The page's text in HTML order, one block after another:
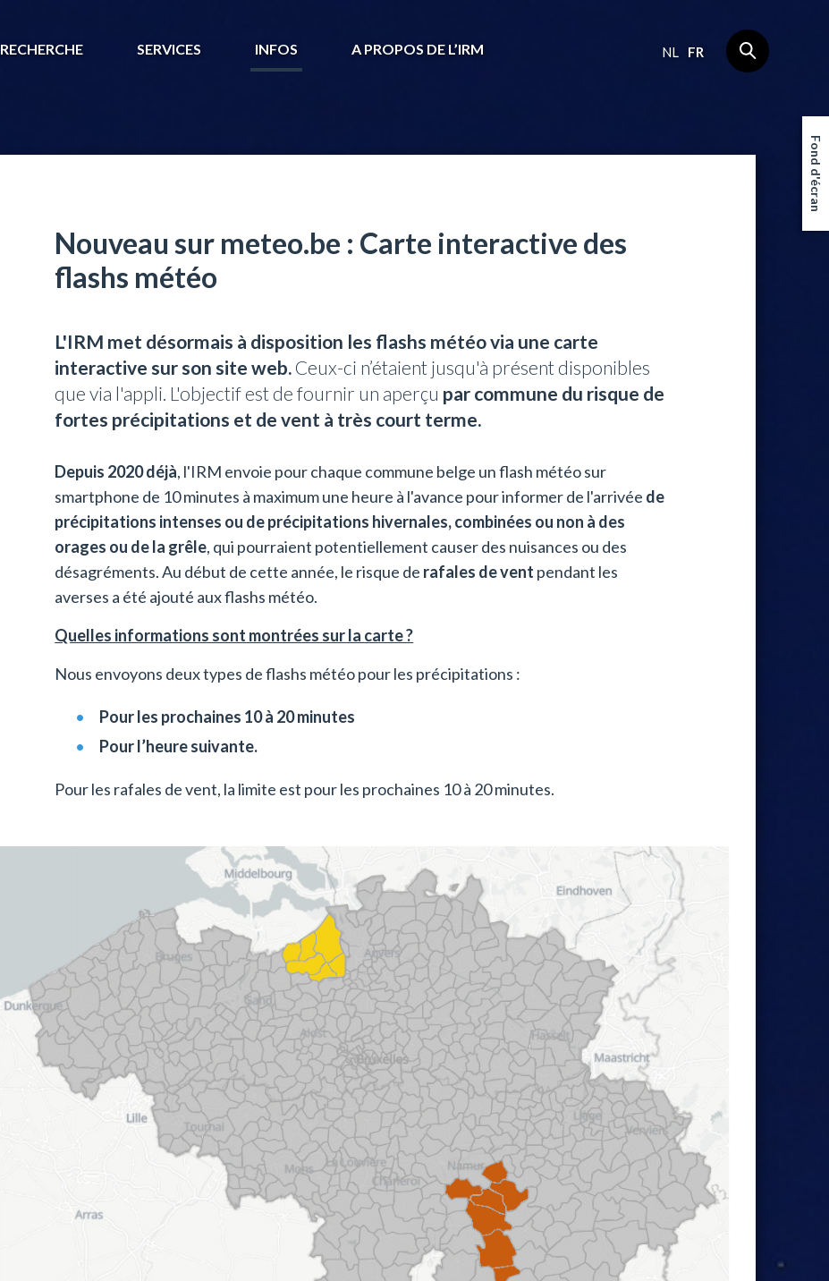
RECHERCHE SERVICES INFOS A PROPOS DE L’IRM NL FR
Nouveau sur meteo.be : Carte interactive des
flashs météo
L'IRM met désormais à disposition les flashs météo via une carte
interactive sur son site web. Ceux-ci n’étaient jusqu'à présent disponibles
que via l'appli. L'objectif est de fournir un aperçu par commune du risque de
fortes précipitations et de vent à très court terme.
Depuis 2020 déjà, l'IRM envoie pour chaque commune belge un flash météo sur
smartphone de 10 minutes à maximum une heure à l'avance pour informer de l'arrivée de
précipitations intenses ou de précipitations hivernales, combinées ou non à des
orages ou de la grêle, qui pourraient potentiellement causer des nuisances ou des
désagréments. Au début de cette année, le risque de rafales de vent pendant les
averses a été ajouté aux flashs météo.
Quelles informations sont montrées sur la carte ?
Nous envoyons deux types de flashs météo pour les précipitations :
Pour les prochaines 10 à 20 minutes
Pour l’heure suivante.
Pour les rafales de vent, la limite est pour les prochaines 10 à 20 minutes.
Fond d'écran